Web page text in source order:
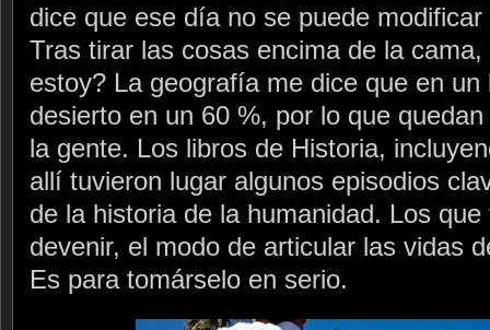
dice que ese día no se puede
Tras tirar las cosas encima de la
estoy? La geografía me dice que en
desierto en un 60 %, por lo que
la gente. Los libros de Historia,
allí tuvieron lugar algunos episodios
de la historia de la humanidad. Los
devenir, el modo de articular las vidas
Es para tomárselo en serio.